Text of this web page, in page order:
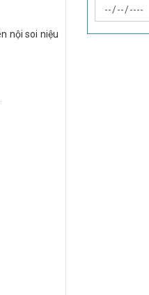
nội soi niệu